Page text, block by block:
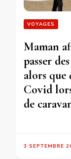
VOYAGES
Maman
passer
alors
Covid
de
3 SEPTEMBRE